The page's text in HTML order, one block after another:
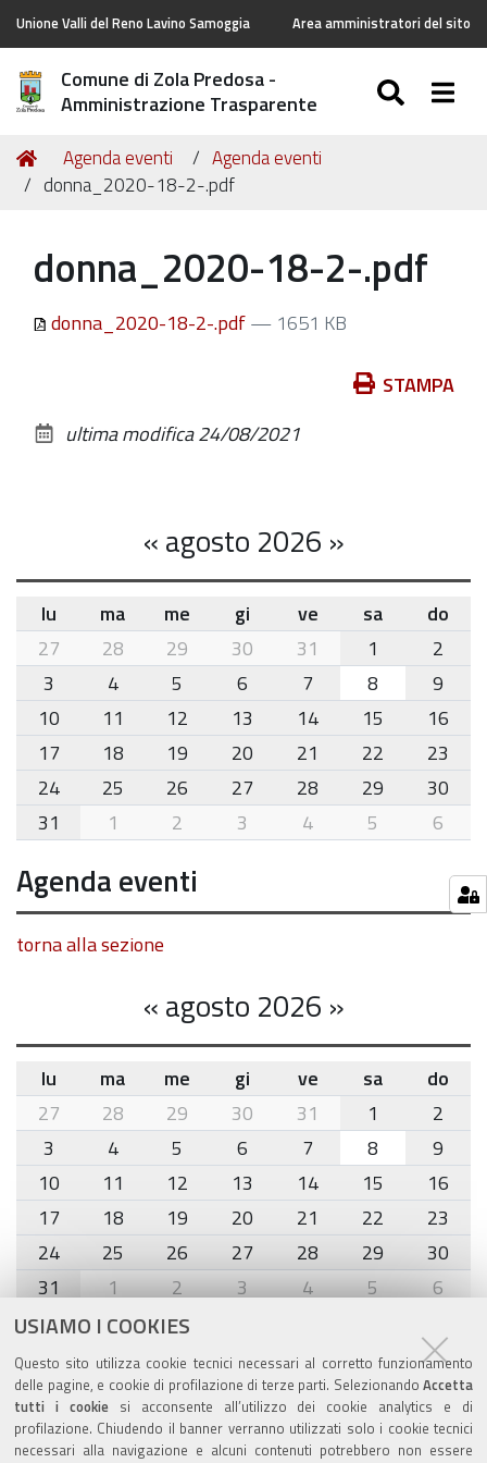
USIAMO I COOKIES
Questo sito utilizza cookie tecnici necessari al corretto funzionamento
delle pagine, e cookie di profilazione di terze parti. Selezionando Accetta
tutti i cookiesi acconsente all’utilizzo dei cookie analytics e di
profilazione. Chiudendo il banner verranno utilizzati solo i cookie tecnici
necessari alla navigazione e alcuni contenuti potrebbero non essere
Unione Valli del Reno Lavino Samoggia Area amministratori del sito
Comune di Zola Predosa -
Amministrazione Trasparente
Tu
sei
Home
Agenda eventi
Agenda eventi
donna_2020-18-2-.pdf
donna_2020-18-2-.pdf
donna_2020-18-2-.pdf— 1651 KB
documento
STAMPA
ultima modifica24/08/2021
«agosto 2026 »
month-
8
lu ma me gi ve sa
do
27
28 29 30 31 1
2
3
4 5 6 7 8
9
10
11 12 13 14 15
16
17
18 19 20 21 22
23
24
25 26 27 28 29
30
31
1 2 3 4 5 6
Agenda eventi
torna alla sezione
«agosto 2026 »
month-
8
lu ma me gi ve sa
do
27
28 29 30 31 1
2
3
4 5 6 7 8
9
10
11 12 13 14 15
16
17
18 19 20 21 22
23
24
25 26 27 28 29
30
31
1 2 3 4 5 6
Agenda eventi
torna alla sezione